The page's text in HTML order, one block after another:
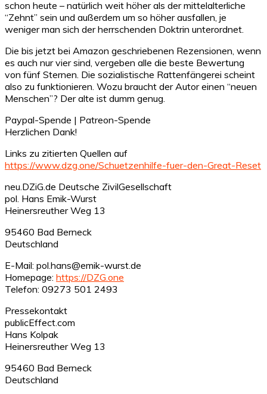
schon heute – natürlich weit höher als der mittelalterliche
“Zehnt” sein und außerdem um so höher ausfallen, je
weniger man sich der herrschenden Doktrin unterordnet.
Die bis jetzt bei Amazon geschriebenen Rezensionen, wenn
es auch nur vier sind, vergeben alle die beste Bewertung
von fünf Sternen. Die sozialistische Rattenfängerei scheint
also zu funktionieren. Wozu braucht der Autor einen “neuen
Menschen”? Der alte ist dumm genug.
Paypal-Spende | Patreon-Spende
Herzlichen Dank!
Links zu zitierten Quellen auf
https://www.dzg.one/Schuetzenhilfe-fuer-den-Great-Reset
neu.DZiG.de Deutsche ZivilGesellschaft
pol. Hans Emik-Wurst
Heinersreuther Weg 13
95460 Bad Berneck
Deutschland
E-Mail: pol.hans@emik-wurst.de
Homepage: https://DZG.one
Telefon: 09273 501 2493
Pressekontakt
publicEffect.com
Hans Kolpak
Heinersreuther Weg 13
95460 Bad Berneck
Deutschland